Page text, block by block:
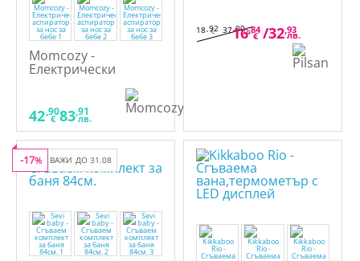
Momcozy -
Електрически
аспиратор за нос за
42,90
€ 83,91
лв.
18,92
€ 37,00лв.
16,84
€ /32,93
лв.
ВАЖИ ДО 31.08
-17%